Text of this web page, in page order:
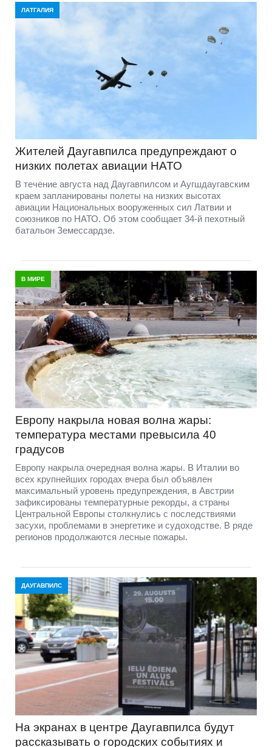
ЛАТГАЛИЯ
Жителей Даугавпилса предупреждают о
низких полетах авиации НАТО
В течение августа над Даугавпилсом и Аугшдаугавским
краем запланированы полеты на низких высотах
авиации Национальных вооруженных сил Латвии и
союзников по НАТО. Об этом сообщает 34-й пехотный
батальон Земессардзе.
В МИРЕ
Европу накрыла новая волна жары:
температура местами превысила 40
градусов
Европу накрыла очередная волна жары. В Италии во
всех крупнейших городах вчера был объявлен
максимальный уровень предупреждения, в Австрии
зафиксированы температурные рекорды, а страны
Центральной Европы столкнулись с последствиями
засухи, проблемами в энергетике и судоходстве. В ряде
регионов продолжаются лесные пожары.
ДАУГАВПИЛС
На экранах в центре Даугавпилса будут
рассказывать о городских событиях и